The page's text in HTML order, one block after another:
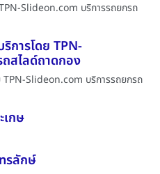
Slideon.com บริการรถยกรถ
การโดย TPN-
สไลด์ถาดกอง
TPN-Slideon.com บริการรถยกรถ
เกษ
รลักษ์